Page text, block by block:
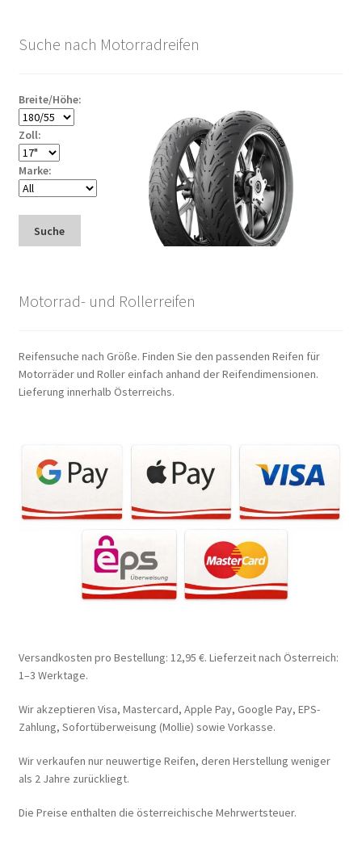
Suche nach Motorradreifen
Breite/Höhe:
Zoll:
Marke:
Suche
Motorrad- und Rollerreifen
Reifensuche nach Größe. Finden Sie den passenden Reifen für
Motorräder und Roller einfach anhand der Reifendimensionen.
Lieferung innerhalb Österreichs.
Versandkosten pro Bestellung: 12,95 €. Lieferzeit nach Österreich:
1–3 Werktage.
Wir akzeptieren Visa, Mastercard, Apple Pay, Google Pay, EPS-
Zahlung, Sofortüberweisung (Mollie) sowie Vorkasse.
Wir verkaufen nur neuwertige Reifen, deren Herstellung weniger
als 2 Jahre zurückliegt.
Die Preise enthalten die österreichische Mehrwertsteuer.